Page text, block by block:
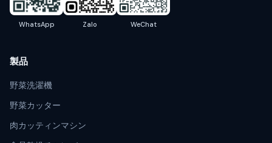
WhatsApp Zalo WeChat
製品
野菜洗濯機
野菜カッター
肉カッティンマシン